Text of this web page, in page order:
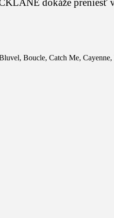
dokáže preniesť
, Boucle, Catch Me, Cayenne,